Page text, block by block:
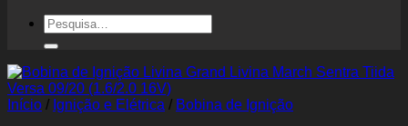
Pesquisar
por:
Início / Ignição e Elétrica / Bobina de Ignição